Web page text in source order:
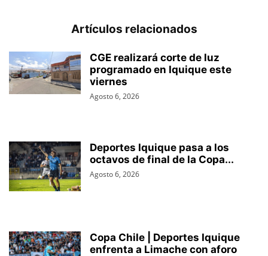
Artículos relacionados
CGE realizará corte de luz
programado en Iquique este
viernes
Agosto 6, 2026
Deportes Iquique pasa a los
octavos de final de la Copa...
Agosto 6, 2026
Copa Chile | Deportes Iquique
enfrenta a Limache con aforo